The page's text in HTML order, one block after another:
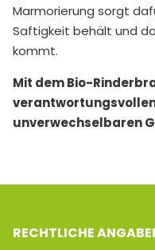
Marmorierung sorgt
Saftigkeit behält und
kommt.
Mit dem Bio-
unverwechselbaren
RECHTLICHE